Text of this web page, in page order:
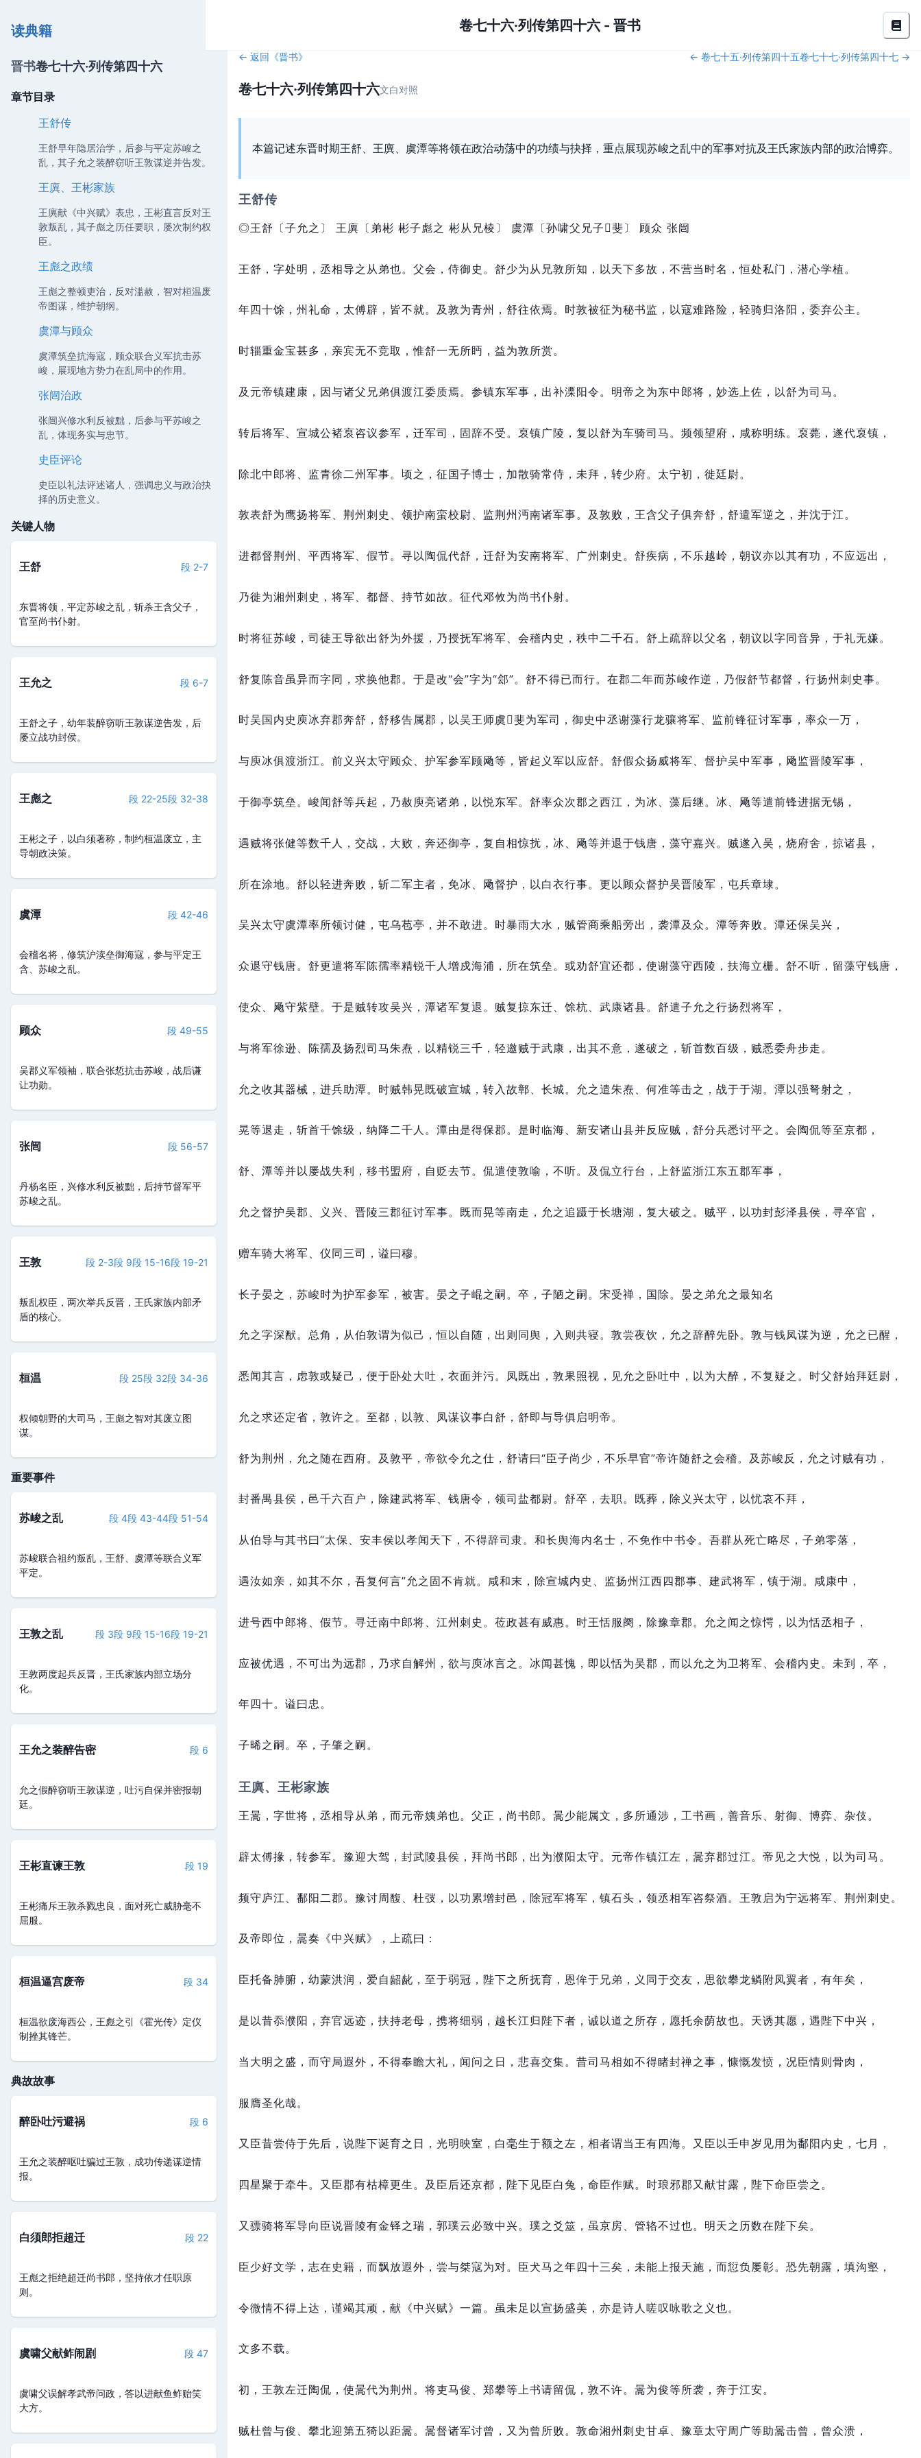
卷七十六·列传第四十六- 晋书
读典籍
晋书卷七十六·列传第四十六
章节目录
王舒传
王舒早年隐居治学，后参与平定苏峻之
乱，其子允之装醉窃听王敦谋逆并告发。
王廙、王彬家族
王廙献《中兴赋》表忠，王彬直言反对王
敦叛乱，其子彪之历任要职，屡次制约权
臣。
王彪之政绩
王彪之整顿吏治，反对滥赦，智对桓温废
帝图谋，维护朝纲。
虞潭与顾众
虞潭筑垒抗海寇，顾众联合义军抗击苏
峻，展现地方势力在乱局中的作用。
张闿治政
张闿兴修水利反被黜，后参与平苏峻之
乱，体现务实与忠节。
史臣评论
史臣以礼法评述诸人，强调忠义与政治抉
择的历史意义。
关键人物
王舒 段 2-7
东晋将领，平定苏峻之乱，斩杀王含父子，
官至尚书仆射。
王允之 段 6-7
王舒之子，幼年装醉窃听王敦谋逆告发，后
屡立战功封侯。
王彪之 段 22-25段 32-38
王彬之子，以白须著称，制约桓温废立，主
导朝政决策。
虞潭 段 42-46
会稽名将，修筑沪渎垒御海寇，参与平定王
含、苏峻之乱。
顾众 段 49-55
吴郡义军领袖，联合张悊抗击苏峻，战后谦
让功勋。
张闿 段 56-57
丹杨名臣，兴修水利反被黜，后持节督军平
苏峻之乱。
王敦 段 2-3段 9段 15-16段 19-21
叛乱权臣，两次举兵反晋，王氏家族内部矛
盾的核心。
桓温 段 25段 32段 34-36
权倾朝野的大司马，王彪之智对其废立图
谋。
重要事件
苏峻之乱 段 4段 43-44段 51-54
苏峻联合祖约叛乱，王舒、虞潭等联合义军
平定。
王敦之乱 段 3段 9段 15-16段 19-21
王敦两度起兵反晋，王氏家族内部立场分
化。
王允之装醉告密 段 6
允之假醉窃听王敦谋逆，吐污自保并密报朝
廷。
王彬直谏王敦 段 19
王彬痛斥王敦杀戮忠良，面对死亡威胁毫不
屈服。
桓温逼宫废帝 段 34
桓温欲废海西公，王彪之引《霍光传》定仪
制挫其锋芒。
典故故事
醉卧吐污避祸 段 6
王允之装醉呕吐骗过王敦，成功传递谋逆情
报。
白须郎拒超迁 段 22
王彪之拒绝超迁尚书郎，坚持依才任职原
则。
虞啸父献鲊闹剧 段 47
虞啸父误解孝武帝问政，答以进献鱼鲊贻笑
大方。
← 返回《晋书》 ← 卷七十五·列传第四十五卷七十七·列传第四十七 →
卷七十六·列传第四十六文白对照
本篇记述东晋时期王舒、王廙、虞潭等将领在政治动荡中的功绩与抉择，重点展现苏峻之乱中的军事对抗及王氏家族内部的政治博弈。
王舒传
◎王舒〔子允之〕 王廙〔弟彬 彬子彪之 彬从兄棱〕 虞潭〔孙啸父兄子斐〕 顾众 张闿
王舒， 字处明， 丞相导之从弟也。 父会， 侍御史。 舒少为从兄敦所知， 以天下多故， 不营当时名，恒处私门， 潜心学植。
年四十馀， 州礼命， 太傅辟， 皆不就。 及敦为青州， 舒往依焉。 时敦被征为秘书监， 以寇难路险， 轻骑归洛阳， 委弃公主。
时辎重金宝甚多， 亲宾无不竞取，惟舒一无所眄， 益为敦所赏。
及元帝镇建康， 因与诸父兄弟俱渡江委质焉。 参镇东军事， 出补溧阳令。 明帝之为东中郎将， 妙选上佐， 以舒为司马。
转后将军、宣城公褚裒咨议参军， 迁军司， 固辞不受。 裒镇广陵， 复以舒为车骑司马。 频领望府， 咸称明练。 裒薨， 遂代裒镇，
除北中郎将、监青徐二州军事。 顷之， 征国子博士， 加散骑常侍， 未拜， 转少府。 太宁初， 徙廷尉。
敦表舒为鹰扬将军、荆州刺史、领护南蛮校尉、监荆州沔南诸军事。 及敦败， 王含父子俱奔舒， 舒遣军逆之， 并沈于江。
进都督荆州、平西将军、假节。 寻以陶侃代舒， 迁舒为安南将军、广州刺史。 舒疾病， 不乐越岭， 朝议亦以其有功， 不应远出，
乃徙为湘州刺史， 将军、都督、持节如故。 征代邓攸为尚书仆射。
时将征苏峻， 司徒王导欲出舒为外援， 乃授抚军将军、会稽内史， 秩中二千石。 舒上疏辞以父名， 朝议以字同音异， 于礼无嫌。
舒复陈音虽异而字同， 求换他郡。 于是改“会”字为“郐”。 舒不得已而行。 在郡二年而苏峻作逆， 乃假舒节都督， 行扬州刺史事。
时吴国内史庾冰弃郡奔舒， 舒移告属郡， 以吴王师虞斐为军司， 御史中丞谢藻行龙骧将军、监前锋征讨军事， 率众一万，
与庾冰俱渡浙江。 前义兴太守顾众、护军参军顾飏等， 皆起义军以应舒。 舒假众扬威将军、督护吴中军事， 飏监晋陵军事，
于御亭筑垒。 峻闻舒等兵起， 乃赦庾亮诸弟， 以悦东军。 舒率众次郡之西江， 为冰、藻后继。 冰、飏等遣前锋进据无锡，
遇贼将张健等数千人， 交战， 大败， 奔还御亭， 复自相惊扰， 冰、飏等并退于钱唐， 藻守嘉兴。 贼遂入吴， 烧府舍， 掠诸县，
所在涂地。 舒以轻进奔败， 斩二军主者， 免冰、飏督护， 以白衣行事。 更以顾众督护吴晋陵军， 屯兵章埭。
吴兴太守虞潭率所领讨健， 屯乌苞亭， 并不敢进。 时暴雨大水， 贼管商乘船旁出， 袭潭及众。 潭等奔败。 潭还保吴兴，
众退守钱唐。 舒更遣将军陈孺率精锐千人增戍海浦， 所在筑垒。 或劝舒宜还都， 使谢藻守西陵， 扶海立栅。 舒不听， 留藻守钱唐，
使众、飏守紫壁。 于是贼转攻吴兴， 潭诸军复退。 贼复掠东迁、馀杭、武康诸县。 舒遣子允之行扬烈将军，
与将军徐逊、陈孺及扬烈司马朱焘， 以精锐三千， 轻邀贼于武康， 出其不意， 遂破之， 斩首数百级， 贼悉委舟步走。
允之收其器械， 进兵助潭。 时贼韩晃既破宣城， 转入故鄣、长城。 允之遣朱焘、何准等击之， 战于于湖。 潭以强弩射之，
晃等退走， 斩首千馀级， 纳降二千人。 潭由是得保郡。 是时临海、新安诸山县并反应贼， 舒分兵悉讨平之。 会陶侃等至京都，
舒、潭等并以屡战失利， 移书盟府， 自贬去节。 侃遣使敦喻， 不听。 及侃立行台， 上舒监浙江东五郡军事，
允之督护吴郡、义兴、晋陵三郡征讨军事。 既而晃等南走， 允之追蹑于长塘湖， 复大破之。 贼平， 以功封彭泽县侯， 寻卒官，
赠车骑大将军、仪同三司， 谥曰穆。
长子晏之， 苏峻时为护军参军， 被害。 晏之子崐之嗣。 卒， 子陋之嗣。 宋受禅， 国除。 晏之弟允之最知名
允之字深猷。 总角， 从伯敦谓为似己，恒以自随， 出则同舆， 入则共寝。 敦尝夜饮， 允之辞醉先卧。 敦与钱凤谋为逆， 允之已醒，
悉闻其言， 虑敦或疑己， 便于卧处大吐， 衣面并污。 凤既出， 敦果照视， 见允之卧吐中， 以为大醉， 不复疑之。 时父舒始拜廷尉，
允之求还定省， 敦许之。 至都， 以敦、凤谋议事白舒， 舒即与导俱启明帝。
舒为荆州， 允之随在西府。 及敦平， 帝欲令允之仕， 舒请曰“臣子尚少， 不乐早官”帝许随舒之会稽。 及苏峻反， 允之讨贼有功，
封番禺县侯， 邑千六百户， 除建武将军、钱唐令， 领司盐都尉。 舒卒， 去职。 既葬， 除义兴太守， 以忧哀不拜，
从伯导与其书曰“太保、安丰侯以孝闻天下， 不得辞司隶。 和长舆海内名士， 不免作中书令。 吾群从死亡略尽， 子弟零落，
遇汝如亲， 如其不尔， 吾复何言”允之固不肯就。 咸和末， 除宣城内史、监扬州江西四郡事、建武将军， 镇于湖。 咸康中，
进号西中郎将、假节。 寻迁南中郎将、江州刺史。 莅政甚有威惠。 时王恬服阕， 除豫章郡。 允之闻之惊愕， 以为恬丞相子，
应被优遇， 不可出为远郡， 乃求自解州， 欲与庾冰言之。 冰闻甚愧， 即以恬为吴郡， 而以允之为卫将军、会稽内史。 未到， 卒，
年四十。 谥曰忠。
子晞之嗣。 卒， 子肇之嗣。
王廙、王彬家族
王暠， 字世将， 丞相导从弟， 而元帝姨弟也。 父正， 尚书郎。 暠少能属文， 多所通涉， 工书画， 善音乐、射御、博弈、杂伎。
辟太傅掾， 转参军。 豫迎大驾， 封武陵县侯， 拜尚书郎， 出为濮阳太守。 元帝作镇江左， 暠弃郡过江。 帝见之大悦， 以为司马。
频守庐江、鄱阳二郡。 豫讨周馥、杜弢， 以功累增封邑， 除冠军将军， 镇石头， 领丞相军咨祭酒。 王敦启为宁远将军、荆州刺史。
及帝即位， 暠奏《中兴赋》， 上疏曰：
臣托备肺腑， 幼蒙洪润， 爱自龆龀， 至于弱冠， 陛下之所抚育， 恩侔于兄弟， 义同于交友， 思欲攀龙鳞附凤翼者， 有年矣，
是以昔忝濮阳， 弃官远迹， 扶持老母， 携将细弱， 越长江归陛下者， 诚以道之所存， 愿托余荫故也。 天诱其愿， 遇陛下中兴，
当大明之盛， 而守局遐外， 不得奉瞻大礼， 闻问之日， 悲喜交集。 昔司马相如不得睹封禅之事，慷慨发愤， 况臣情则骨肉，
服膺圣化哉。
又臣昔尝侍于先后， 说陛下诞育之日， 光明映室， 白毫生于额之左， 相者谓当王有四海。 又臣以壬申岁见用为鄱阳内史， 七月，
四星聚于牵牛。 又臣郡有枯樟更生。 及臣后还京都， 陛下见臣白兔， 命臣作赋。 时琅邪郡又献甘露， 陛下命臣尝之。
又骠骑将军导向臣说晋陵有金铎之瑞， 郭璞云必致中兴。 璞之爻筮， 虽京房、管辂不过也。 明天之历数在陛下矣。
臣少好文学， 志在史籍， 而飘放遐外， 尝与桀寇为对。 臣犬马之年四十三矣， 未能上报天施， 而愆负屡彰。 恐先朝露， 填沟壑，
令微情不得上达， 谨竭其顽， 献《中兴赋》一篇。 虽未足以宣扬盛美， 亦是诗人嗟叹咏歌之义也。
文多不载。
初， 王敦左迁陶侃， 使暠代为荆州。 将吏马俊、郑攀等上书请留侃， 敦不许。 暠为俊等所袭， 奔于江安。
贼杜曾与俊、攀北迎第五猗以距暠。 暠督诸军讨曾， 又为曾所败。 敦命湘州刺史甘卓、豫章太守周广等助暠击曾， 曾众溃，